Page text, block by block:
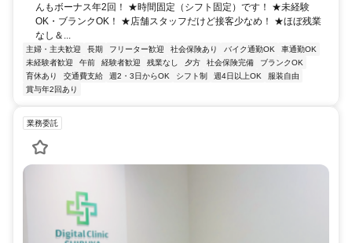
んもボーナス年2回！ ★時間固定（シフト固定）です！ ★未経験
OK・ブランクOK！ ★店舗スタッフだけど接客少なめ！ ★ほぼ残業
なし＆...
主婦・主夫歓迎 長期 フリーター歓迎 社会保険あり バイク通勤OK
車通勤OK
未経験者歓迎
午前 経験者歓迎 残業なし 夕方 社会保険完備
ブランクOK
育休あり
交通費支給 週2・3日からOK シフト制 週4日以上OK
服装自由
賞与年2回あり
業務委託